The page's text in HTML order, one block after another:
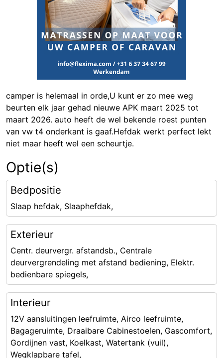
camper is helemaal in orde,U kunt er zo mee weg
beurten elk jaar gehad nieuwe APK maart 2025 tot
maart 2026. auto heeft de wel bekende roest punten
van vw t4 onderkant is gaaf.Hefdak werkt perfect lekt
niet maar heeft wel een scheurtje.
Optie(s)
Bedpositie
Slaap hefdak, Slaaphefdak,
Exterieur
Centr. deurvergr. afstandsb., Centrale
deurvergrendeling met afstand bediening, Elektr.
bedienbare spiegels,
Interieur
12V aansluitingen leefruimte, Airco leefruimte,
Bagageruimte, Draaibare Cabinestoelen, Gascomfort,
Gordijnen vast, Koelkast, Watertank (vuil),
Wegklapbare tafel,